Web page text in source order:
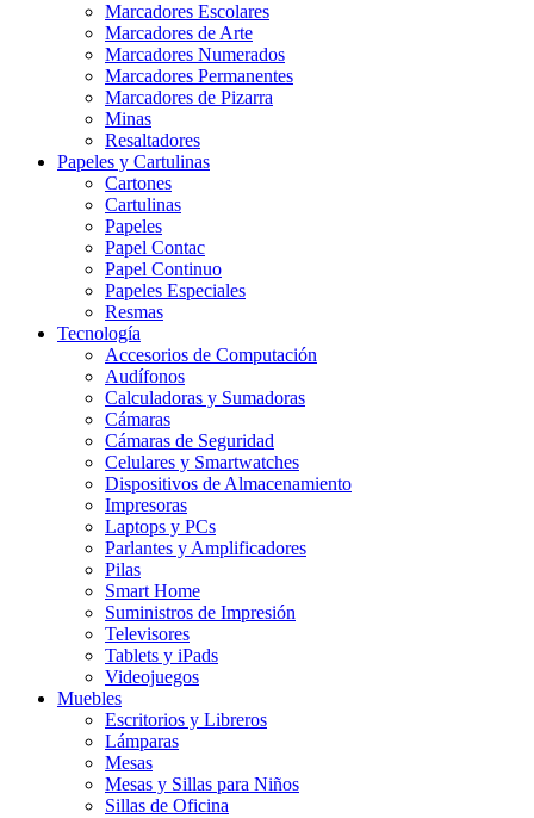
Marcadores Escolares
Marcadores de Arte
Marcadores Numerados
Marcadores Permanentes
Marcadores de Pizarra
Minas
Resaltadores
Papeles y Cartulinas
Cartones
Cartulinas
Papeles
Papel Contac
Papel Continuo
Papeles Especiales
Resmas
Tecnología
Accesorios de Computación
Audífonos
Calculadoras y Sumadoras
Cámaras
Cámaras de Seguridad
Celulares y Smartwatches
Dispositivos de Almacenamiento
Impresoras
Laptops y PCs
Parlantes y Amplificadores
Pilas
Smart Home
Suministros de Impresión
Televisores
Tablets y iPads
Videojuegos
Muebles
Escritorios y Libreros
Lámparas
Mesas
Mesas y Sillas para Niños
Sillas de Oficina